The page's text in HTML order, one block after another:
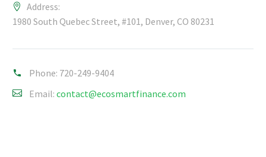
Address:
1980 South Quebec Street, #101, Denver, CO 80231
Phone: 720-249-9404
Email: contact@ecosmartfinance.com